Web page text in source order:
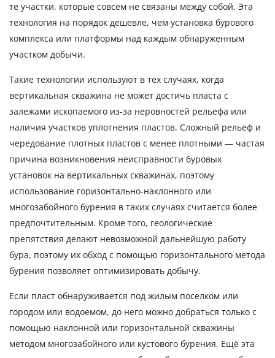
те участки, которые совсем не связаны между собой. Эта
технология на порядок дешевле, чем установка бурового
комплекса или платформы над каждым обнаруженным
участком добычи.
Такие технологии используют в тех случаях, когда
вертикальная скважина не может достичь пласта с
залежами ископаемого из-за неровностей рельефа или
наличия участков уплотнения пластов. Сложный рельеф и
чередование плотных пластов с менее плотными — частая
причина возникновения неисправности буровых
установок на вертикальных скважинах, поэтому
использование горизонтально-наклонного или
многозабойного бурения в таких случаях считается более
предпочтительным. Кроме того, геологические
препятствия делают невозможной дальнейшую работу
бура, поэтому их обход с помощью горизонтального метода
бурения позволяет оптимизировать добычу.
Если пласт обнаруживается под жилым поселком или
городом или водоемом, до него можно добраться только с
помощью наклонной или горизонтальной скважины
методом многозабойного или кустового бурения. Ещё эта